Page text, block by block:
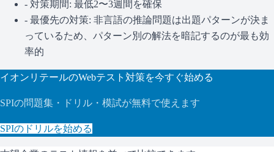
- 対策期間: 最低2〜3週間を確保
- 最優先の対策: 非言語の推論問題は出題パターンが決ま
っているため、パターン別の解法を暗記するのが最も効
率的
イオンリテールのWebテスト対策を今すぐ始める
SPIの問題集・ドリル・模試が無料で使えます
SPIのドリルを始める